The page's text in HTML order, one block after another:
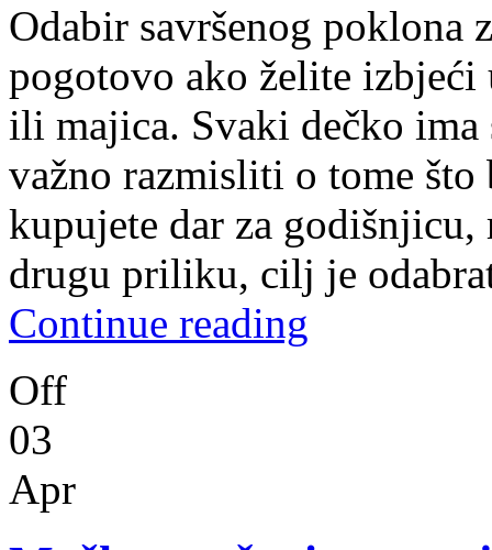
Odabir savršenog poklona
pogotovo ako želite izbjeći
ili majica. Svaki dečko
važno razmisliti o tome
kupujete dar za
drugu priliku, cilj je
Continue reading
Off
03
Apr